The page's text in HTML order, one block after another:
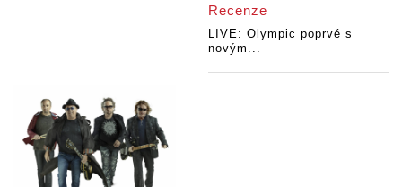
Recenze
LIVE: Olympic poprvé s
novým...